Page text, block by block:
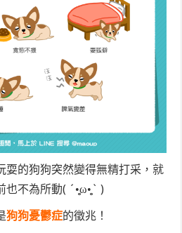
耍的狗狗突然變得無精打采，就
也不為所動( ´•̥̥̥ω•̥̥̥` )
狗狗憂鬱症的徵兆！